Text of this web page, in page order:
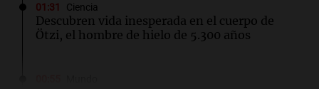
01:31 Ciencia
Descubren vida inesperada en el cuerpo de
Ötzi, el hombre de hielo de 5.300 años